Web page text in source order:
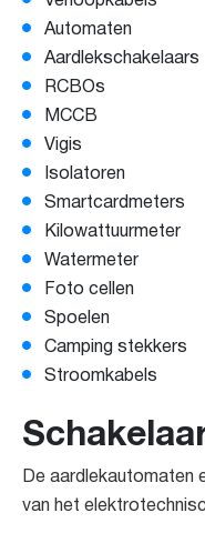
Automaten
Aardlekschakelaars
RCBOs
MCCB
Vigis
Isolatoren
Smartcardmeters
Kilowattuurmeter
Watermeter
Foto cellen
Spoelen
Camping stekkers
Stroomkabels
De aardlekautomaten
van het